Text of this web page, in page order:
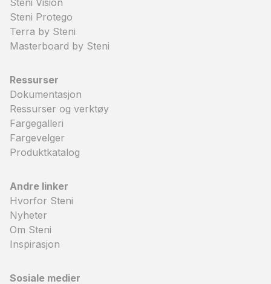
Steni Vision
Steni Protego
Terra by Steni
Masterboard by Steni
Ressurser
Dokumentasjon
Ressurser og verktøy
Fargegalleri
Fargevelger
Produktkatalog
Andre linker
Hvorfor Steni
Nyheter
Om Steni
Inspirasjon
Sosiale medier